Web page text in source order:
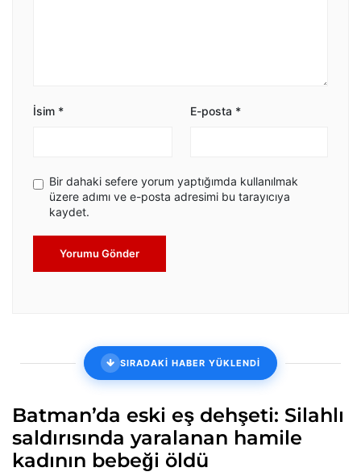
İsim * E-posta *
Bir dahaki sefere yorum yaptığımda kullanılmak
üzere adımı ve e-posta adresimi bu tarayıcıya
kaydet.
Yorumu Gönder
SIRADAKİ HABER YÜKLENDİ
Batman’da eski eş dehşeti: Silahlı
saldırısında yaralanan hamile
kadının bebeği öldü